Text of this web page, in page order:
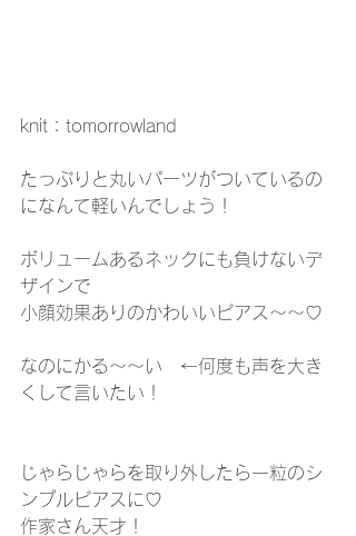
knit：tomorrowland
たっぷりと丸いパーツがついているの
になんて軽いんでしょう！
ボリュームあるネックにも負けないデ
ザインで
小顔効果ありのかわいいピアス～～♡
なのにかる～～い　←何度も声を大き
くして言いたい！
じゃらじゃらを取り外したら一粒のシ
ンプルピアスに♡
作家さん天才！